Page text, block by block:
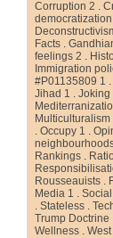
Corruption 2 .
democratization
Facts .
feelings 2 .
Immigration
#P01135809 1 .
Jihad 1 .Joking
Multiculturalism
.Occupy 1 .
Rankings .
Rousseauists .
Media 1 .
.Stateless .
Trump Doctrine
Wellness .West